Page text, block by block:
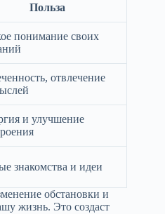
Польза
понимание своих
отвлечение
и улучшение
знакомства и идеи
обстановки и
жизнь. Это создаст